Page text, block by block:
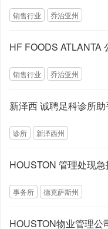
销售行业 乔治亚州
HF FOODS ATLANTA
销售行业 乔治亚州
新泽西 诚聘足科诊所
诊所 新泽西州
HOUSTON 管理处现
事务所 德克萨斯州
HOUSTON物业管理公